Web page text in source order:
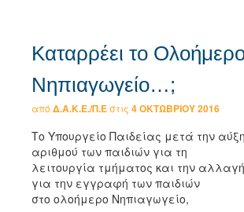
Καταρρέει το
Νηπιαγωγείο…;
από Δ.Α.Κ.Ε./Π.Εστις 4 ΟΚΤΩΒΡΊΟΥ 2016
Το Υπουργείο Παιδείας μετά την
αριθμού των παιδιών για τη
λειτουργία τμήματος και την
για την εγγραφή των παιδιών
στο ολοήμερο Νηπιαγωγείο,